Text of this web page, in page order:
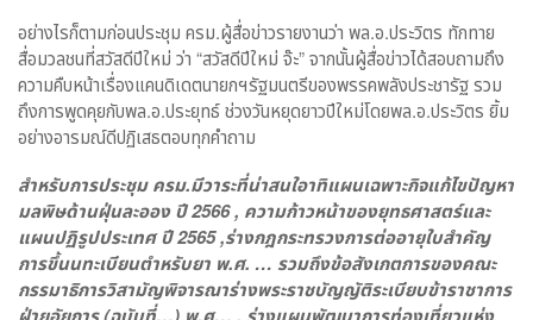
อย่างไรก็ตามก่อนประชุม ครม.ผู้สื่อข่าวรายงานว่า พล.อ.ประวิตร ทักทาย
สื่อมวลชนที่สวัสดีปีใหม่ ว่า “สวัสดีปีใหม่ จ๊ะ” จากนั้นผู้สื่อข่าวได้สอบถามถึง
ความคืบหน้าเรื่องแคนดิเดตนายกฯรัฐมนตรีของพรรคพลังประชารัฐ รวม
ถึงการพูดคุยกับพล.อ.ประยุทธ์ ช่วงวันหยุดยาวปีใหม่โดยพล.อ.ประวิตร ยิ้ม
อย่างอารมณ์ดีปฏิเสธตอบทุกคำถาม
สำหรับการประชุม ครม.มีวาระที่น่าสนใอาทิแผนเฉพาะกิจแก้ไขปัญหา
มลพิษด้านฝุ่นละออง ปี 2566 , ความก้าวหน้าของยุทธศาสตร์และ
แผนปฏิรูปประเทศ ปี 2565 ,ร่างกฎกระทรวงการต่ออายุใบสำคัญ
การขึ้นนทะเบียนตำหรับยา พ.ศ. … รวมถึงข้อสังเกตการของคณะ
กรรมาธิการวิสามัญพิจารณาร่างพระราชบัญญัติระเบียบข้าราชาการ